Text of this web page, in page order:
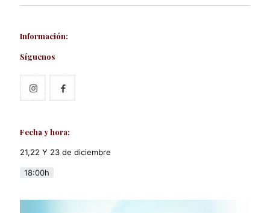
Información:
Síguenos
Fecha y hora:
21,22 Y 23 de diciembre
18:00h